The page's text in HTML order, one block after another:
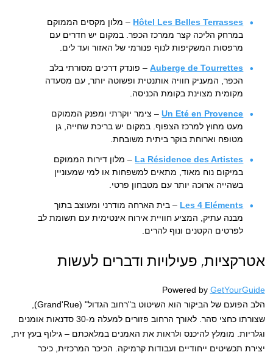
Hôtel Les Belles Terrasses – מלון מקסים הממוקם
במרחק הליכה קצר ממרכז הכפר. במקום יש חדרים עם
מרפסות המשקיפות לנוף פנורמי של האזור ועד לים.
Auberge de Tourrettes– פונדק דרכים מסורתי בלב
הכפר, המעניק חוויה אותנטית ופשוטה יותר, עם מסעדה
מקומית מצוינת בקומת הכניסה.
Un Eté en Provence– צימר יוקרתי ומפנק הממוקם
מעט מחוץ למרכז הצפוף. במקום יש בריכת שחייה, גן
מטופח וארוחת בוקר ביתית משובחת.
La Résidence des Artistes – מלון דירות הממוקם
במיקום נוח מאוד, מתאים למשפחות או למי שמעוניין
בשהייה ארוכה יותר עם מטבחון פרטי.
Les 4 Eléments – בית הארחה מודרני ומעוצב בתוך
מבנה עתיק, המציע חוויית אירוח אינטימית עם תשומת לב
לפרטים הקטנים ונוף להרים.
אטרקציות, פעילויות ודברים לעשות
Powered by GetYourGuide
הלב הפועם של הביקור הוא השיטוט ב"רחוב הגדול" (Grand'Rue),
שצורתו כחצי סהר. לאורך הרחוב פזורים למעלה מ-30 סדנאות אומנים
וגלריות. מומלץ להיכנס ולראות את האמנים במלאכתם – גילוף בעץ זית,
יצירת תכשיטים ייחודיים ועבודות קרמיקה. הכיכר המרכזית, כיכר